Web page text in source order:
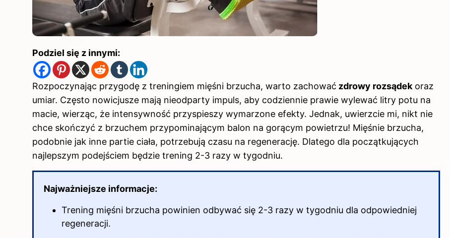
Podziel się z innymi:
Rozpoczynając przygodę z treningiem mięśni brzucha, warto zachować zdrowy rozsądek oraz
umiar. Często nowicjusze mają nieodparty impuls, aby codziennie prawie wylewać litry potu na
macie, wierząc, że intensywność przyspieszy wymarzone efekty. Jednak, uwierzcie mi, nikt nie
chce skończyć z brzuchem przypominającym balon na gorącym powietrzu! Mięśnie brzucha,
podobnie jak inne partie ciała, potrzebują czasu na regenerację. Dlatego dla początkujących
najlepszym podejściem będzie trening 2-3 razy w tygodniu.
Najważniejsze informacje:
Trening mięśni brzucha powinien odbywać się 2-3 razy w tygodniu dla odpowiedniej
regeneracji.